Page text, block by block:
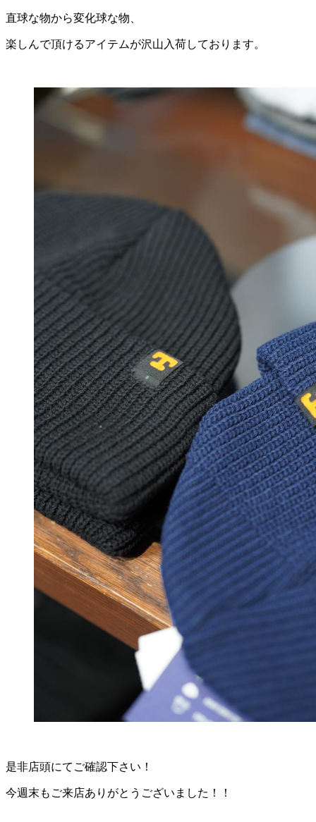
直球な物から変化球な物、
楽しんで頂けるアイテムが沢山入荷しております。
是非店頭にてご確認下さい！
今週末もご来店ありがとうございました！！